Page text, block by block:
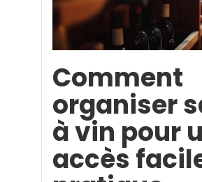
Comment
organiser
à vin pour
accès